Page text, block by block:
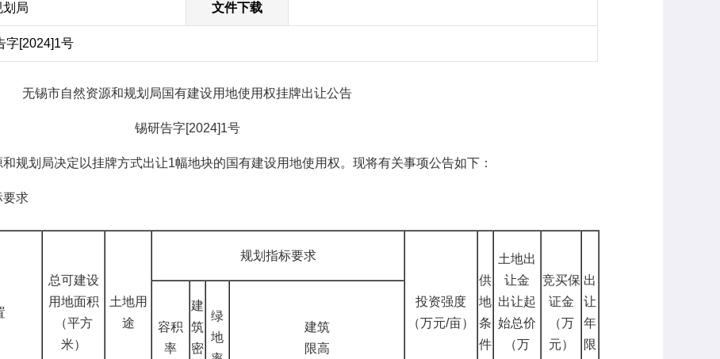
局 文件下载
字[2024]1号
无锡市自然资源和规划局国有建设用地使用权挂牌出让公告
锡研告字[2024]1号
规划局决定以挂牌方式出让1幅地块的国有建设用地使用权。现将有关事项公告如下：
要求
总可建设
用地面积
（平方
米）
土地用
途
规划指标要求
投资强度
（万元/亩）
供
地
条
件
土地出
让金
出让起
始总价
（万
竞买保
证金
（万
元）
出
让
年
限
容积
率
建
筑
密
绿
地
建筑
限高